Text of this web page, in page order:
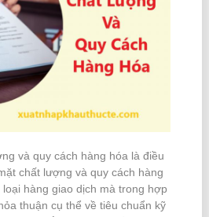
và quy cách hàng hóa là điều
chất lượng và quy cách hàng
hàng giao dịch mà trong hợp
thuận cụ thể về tiêu chuẩn kỹ